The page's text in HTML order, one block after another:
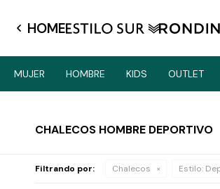
HOME
MUJER HOMBRE KIDS OUTLET
CHALECOS HOMBRE DEPORTIVO
Filtrando por: Chalecos Estilo: